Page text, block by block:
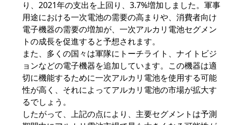
り、2021年の支出を上回り、3.7%増加しました。軍事
用途における一次電池の需要の高まりや、消費者向け
電子機器の需要の増加が、一次アルカリ電池セグメン
トの成長を促進すると予想されます。
また、多くの国々は軍隊にトーチライト、ナイトビジ
ョンなどの電子機器を追加しています。この機器は適
切に機能するために一次アルカリ電池を使用する可能
性が高く、それによってアルカリ電池の市場が拡大す
るでしょう。
したがって、上記の点により、主要セグメントは予測